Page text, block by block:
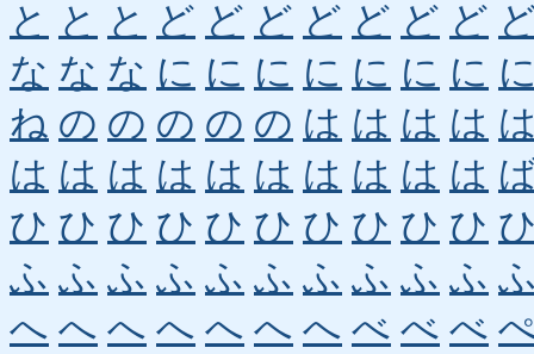
と と と ど ど ど ど ど ど ど
な な な に に に に に に に
ね の の の の の は は は は
は は は は は は は は は は
ひ ひ ひ ひ ひ ひ ひ ひ ひ ひ
ふ ふ ふ ふ ふ ふ ふ ふ ふ ふ
へ へ へ へ へ へ へ べ べ べ